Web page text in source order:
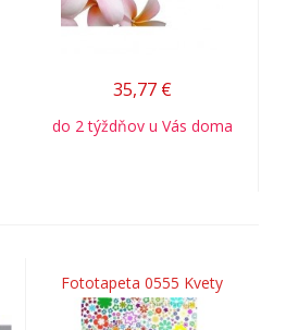
35,77 €
do 2 týždňov u Vás doma
Fototapeta 0555 Kvety